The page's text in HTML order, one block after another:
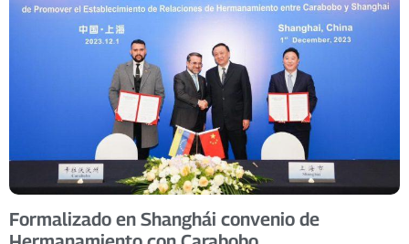
Formalizado en Shanghái convenio de